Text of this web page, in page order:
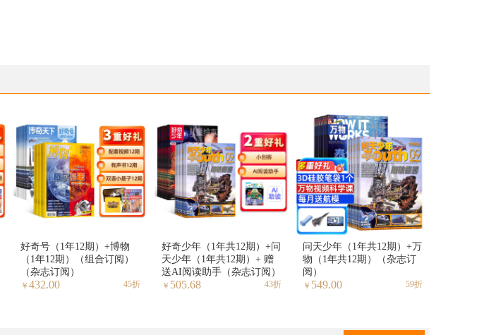
好奇号（1年12期）+博物
（1年12期）（组合订阅）
（杂志订阅）
￥ 432.00 45折
好奇少年（1年共12期）+问
天少年（1年共12期）+ 赠
送AI阅读助手（杂志订阅）
￥ 505.68 43折
问天少年（1年共12期）+万
物（1年共12期）（杂志订
阅）
￥ 549.00 59折